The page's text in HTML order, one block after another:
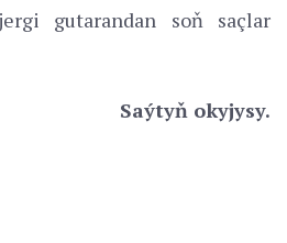
gutarandan soň saçlar
Saýtyň okyjysy.